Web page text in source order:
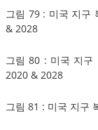
그림 79 : 미국 지구
& 2028
그림 80 : 미국 지
2020 & 2028
그림 81 : 미국 지구